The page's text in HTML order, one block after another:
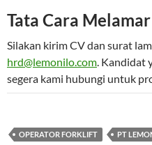
Tata Cara Melamar
Silakan kirim CV dan surat
hrd@lemonilo.com. Kandidat
segera kami hubungi untuk
OPERATOR FORKLIFT PT